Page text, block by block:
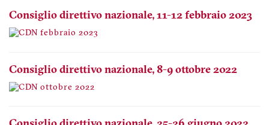
Consiglio direttivo nazionale, 11-12 febbraio 2023
Consiglio direttivo nazionale, 8-9 ottobre 2022